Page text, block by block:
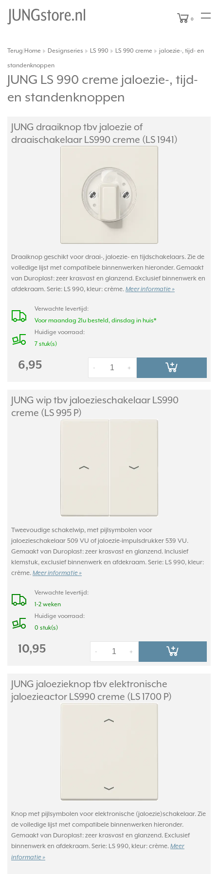
0
Terug Home Designseries LS 990 LS 990 creme jaloezie-, tijd- en
standenknoppen
JUNG LS 990 creme jaloezie-, tijd-
en standenknoppen
JUNG draaiknop tbv jaloezie of
draaischakelaar LS990 creme (LS 1941)
Draaiknop geschikt voor draai-, jaloezie- en tijdschakelaars. Zie de
volledige lijst met compatibele binnenwerken hieronder. Gemaakt
van Duroplast: zeer krasvast en glanzend. Exclusief binnenwerk en
afdekraam. Serie: LS 990, kleur: crème. Meer informatie »
Verwachte levertijd:
Voor maandag 21u besteld, dinsdag in huis*
Huidige voorraad:
7 stuk(s)
6,95 +
-
JUNG wip tbv jaloezieschakelaar LS990
creme (LS 995 P)
Tweevoudige schakelwip, met pijlsymbolen voor
jaloezieschakelaar 509 VU of jaloezie-impulsdrukker 539 VU.
Gemaakt van Duroplast: zeer krasvast en glanzend. Inclusief
klemstuk, exclusief binnenwerk en afdekraam. Serie: LS 990, kleur:
crème. Meer informatie »
Verwachte levertijd:
1-2 weken
Huidige voorraad:
0 stuk(s)
10,95 +
-
JUNG jaloezieknop tbv elektronische
jaloezieactor LS990 creme (LS 1700 P)
Knop met pijlsymbolen voor elektronische (jaloezie)schakelaar. Zie
de volledige lijst met compatibele binnenwerken hieronder.
Gemaakt van Duroplast: zeer krasvast en glanzend. Exclusief
binnenwerk en afdekraam. Serie: LS 990, kleur: crème. Meer
informatie »